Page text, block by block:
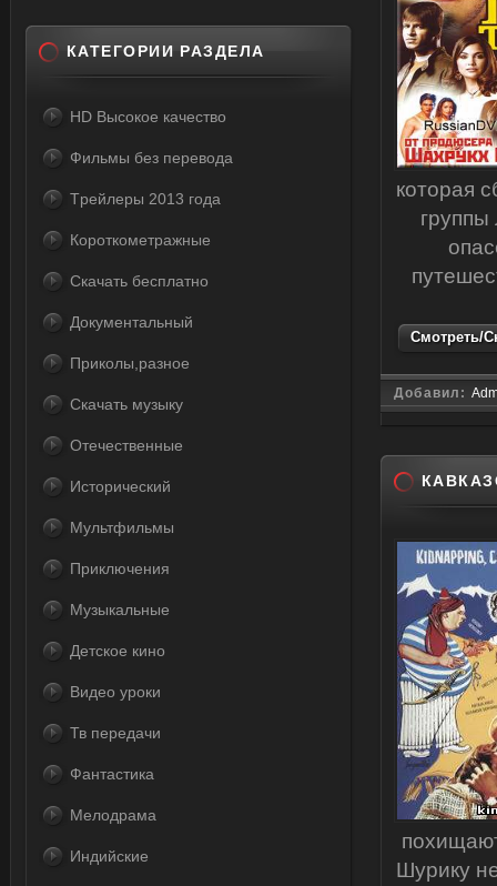
которая
Смотреть/
Добавил:
Шурику
КАТЕГОРИИ РАЗДЕЛА
HD Высокое качество
Фильмы без перевода
Tрейлеры 2013 года
Короткометражные
Скачать бесплатно
Документальный
Приколы,разное
Скачать музыку
Отечественные
Исторический
Мультфильмы
Приключения
Музыкальные
Детское кино
Видео уроки
Тв передачи
Фантастика
Мелодрама
Индийские